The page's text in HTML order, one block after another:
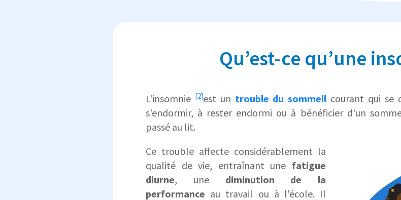
Qu’est-ce qu’une
L'insomnie [2]est un trouble du sommeil courant qui se
s'endormir, à rester endormi ou à bénéficier d'un
passé au lit.
Ce trouble affecte considérablement la
qualité de vie, entraînant une fatigue
diurne, une diminution de la
performance au travail ou à l'école. Il